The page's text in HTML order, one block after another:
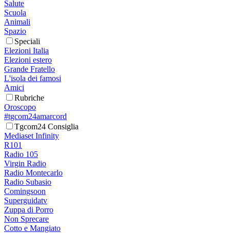
Salute
Scuola
Animali
Spazio
Speciali
Elezioni Italia
Elezioni estero
Grande Fratello
L'isola dei famosi
Amici
Rubriche
Oroscopo
#tgcom24amarcord
Tgcom24 Consiglia
Mediaset Infinity
R101
Radio 105
Virgin Radio
Radio Montecarlo
Radio Subasio
Comingsoon
Superguidatv
Zuppa di Porro
Non Sprecare
Cotto e Mangiato